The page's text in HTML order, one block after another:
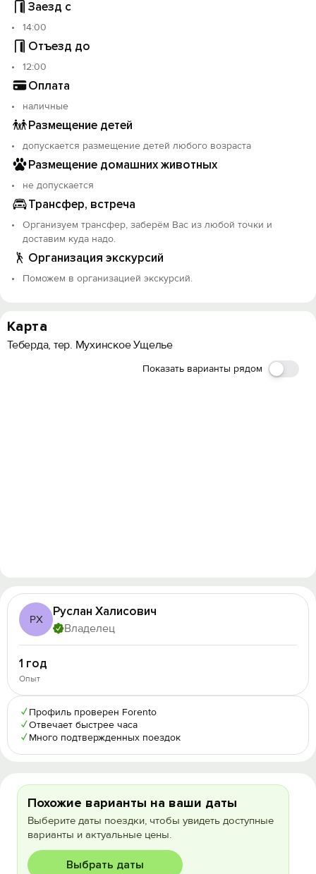
Заезд с
14:00
Отъезд до
12:00
Оплата
наличные
Размещение детей
допускается размещение детей любого возраста
Размещение домашних животных
не допускается
Трансфер, встреча
Организуем трансфер, заберём Вас из любой точки и
доставим куда надо.
Организация экскурсий
Поможем в организацией экскурсий.
Карта
Теберда, тер. Мухинское Ущелье
Показать варианты рядом
РХ
Руслан Халисович
Владелец
1 год
Опыт
✓ Профиль проверен Forento
✓Отвечает быстрее часа
✓ Много подтвержденных поездок
Похожие варианты на ваши даты
Выберите даты поездки, чтобы увидеть доступные
варианты и актуальные цены.
Выбрать даты